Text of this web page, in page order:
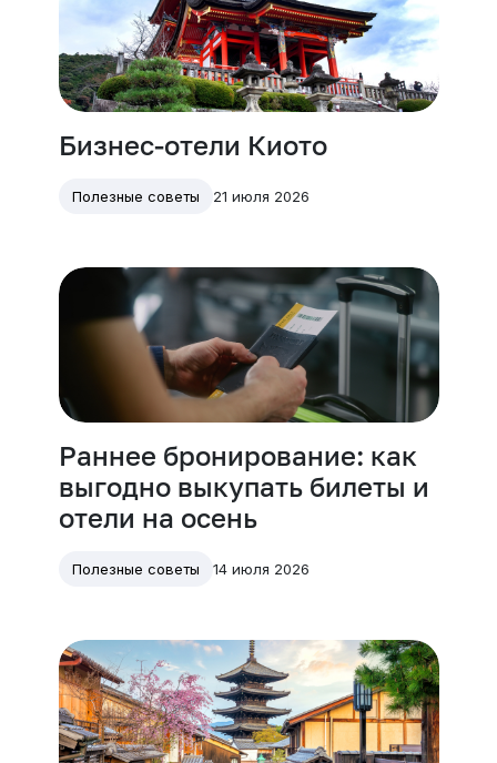
Бизнес-отели Киото
Полезные советы 21 июля 2026
Раннее бронирование: как
выгодно выкупать билеты и
отели на осень
Полезные советы 14 июля 2026